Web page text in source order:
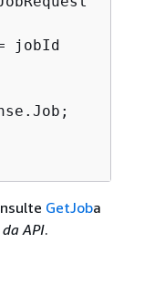
jobId
GetJoba
API.